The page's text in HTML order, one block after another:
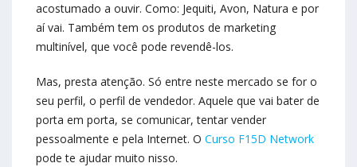
acostumado a ouvir. Como: Jequiti, Avon, Natura e por
aí vai. Também tem os produtos de marketing
multinível, que você pode revendê-los.
Mas, presta atenção. Só entre neste mercado se for o
seu perfil, o perfil de vendedor. Aquele que vai bater de
porta em porta, se comunicar, tentar vender
pessoalmente e pela Internet. O Curso F15D Network
pode te ajudar muito nisso.